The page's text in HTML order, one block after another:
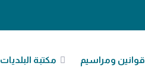
قوانين ومراسيم مكتبة البلديات